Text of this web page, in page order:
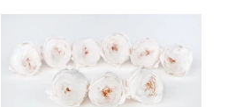
zzgl.
MwSt
(VAT/IVA
excl.)